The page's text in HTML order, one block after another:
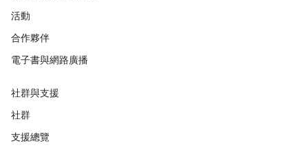
活動
合作夥伴
電子書與網路廣播
社群與支援
社群
支援總覽